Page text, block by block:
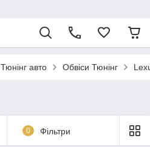
Тюнінг авто Обвіси Тюнінг
0 Фільтри